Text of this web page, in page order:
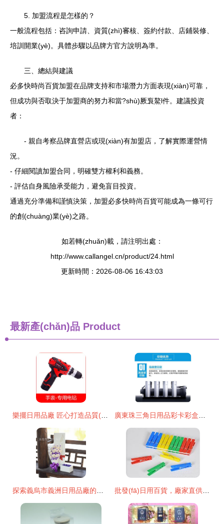
5. 加盟流程是怎樣的？
一般流程包括：咨詢申請、資質(zhì)審核、簽約付款、店鋪裝修、
培訓開業(yè)。具體步驟以品牌方官方說明為準。
三、總結與建議
必多快時尚百貨加盟在品牌支持和市場潛力方面表現(xiàn)可靠，
但成功與否取決于加盟商的努力和當?shù)厥袌鰲l件。建議投資
者：
- 親自考察品牌直營店或現(xiàn)有加盟店，了解實際運營情
況。
- 仔細閱讀加盟合同，明確雙方權利和義務。
- 評估自身風險承受能力，避免盲目投資。
通過充分準備和謹慎決策，加盟必多快時尚百貨可能成為一條可行
的創(chuàng)業(yè)之路。
如若轉(zhuǎn)載，請注明出處：
http://www.callangel.cn/product/24.html
更新時間：2026-08-06 16:43:03
最新產(chǎn)品 Product